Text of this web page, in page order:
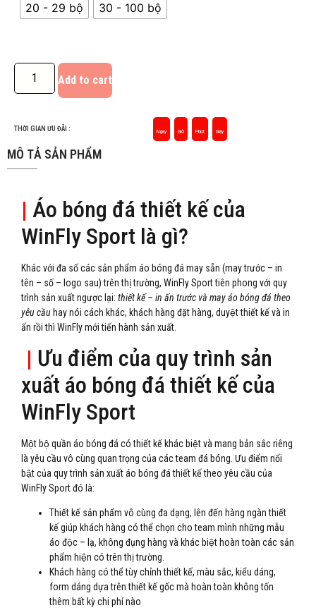
20 - 29 bộ
30 - 100 bộ
Add to cart
THỜI GIAN ƯU ĐÃI : Ngày Giờ Phút Giây
MÔ TẢ SẢN PHẨM
| Áo bóng đá thiết kế của
WinFly Sport là gì?
Khác với đa số các sản phẩm áo bóng đá may sẵn (may trước – in
tên – số – logo sau) trên thị trường, WinFly Sport tiên phong với quy
trình sản xuất ngược lại: thiết kế – in ấn trước và may áo bóng đá theo
yêu cầuhay nói cách khác, khách hàng đặt hàng, duyệt thiết kế và in
ấn rồi thì WinFly mới tiến hành sản xuất.
| Ưu điểm của quy trình sản
xuất áo bóng đá thiết kế của
WinFly Sport
Một bộ quần áo bóng đá có thiết kế khác biệt và mang bản sắc riêng
là yêu cầu vô cùng quan trọng của các team đá bóng. Ưu điểm nổi
bật của quy trình sản xuất áo bóng đá thiết kế theo yêu cầu của
WinFly Sport đó là:
Thiết kế sản phẩm vô cùng đa dạng, lên đến hàng ngàn thiết
kế giúp khách hàng có thể chọn cho team mình những mẫu
áo độc – lạ, không đụng hàng và khác biệt hoàn toàn các sản
phẩm hiện có trên thị trường.
Khách hàng có thể tùy chỉnh thiết kế, màu sắc, kiểu dáng,
form dáng dựa trên thiết kế gốc mà hoàn toàn không tốn
thêm bất kỳ chi phí nào